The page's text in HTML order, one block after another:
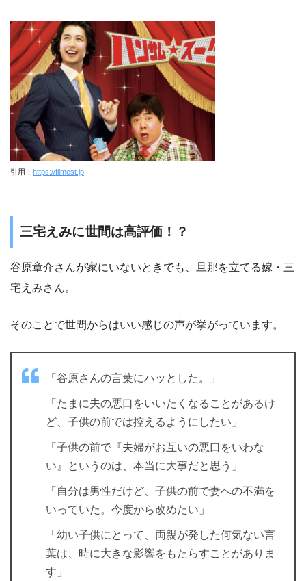
引用： https://filmest.jp
三宅えみに世間は高評価！？
谷原章介さんが家にいないときでも、旦那を立てる嫁・三
宅えみさん。
そのことで世間からはいい感じの声が挙がっています。
「谷原さんの言葉にハッとした。」
「たまに夫の悪口をいいたくなることがあるけ
ど、子供の前では控えるようにしたい」
「子供の前で『夫婦がお互いの悪口をいわな
い』というのは、本当に大事だと思う」
「自分は男性だけど、子供の前で妻への不満を
いっていた。今度から改めたい」
「幼い子供にとって、両親が発した何気ない言
葉は、時に大きな影響をもたらすことがありま
す」